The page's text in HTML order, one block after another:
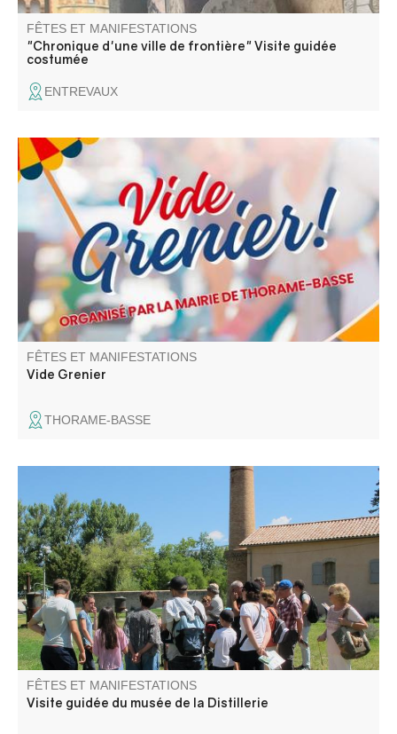
FÊTES ET MANIFESTATIONS
"Chronique d'une ville de frontière" Visite guidée
costumée
ENTREVAUX
Venez chiner dans les rues et places du village. Jouets,
objets de décoration, livres, vêtements
FÊTES ET MANIFESTATIONS
Vide Grenier
THORAME-BASSE
Profitez d’une visite guidée pour découvrir l’histoire de
cette ancienne distillerie de lavande fine construite en
1905 par l’entreprise allemande Schimmel. Un
témoignage unique d’un passé lié à l’industrie du parfum,
florissante au milieu du XXe siècle.
FÊTES ET MANIFESTATIONS
Visite guidée du musée de la Distillerie